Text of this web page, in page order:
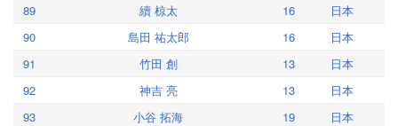
89
續 椋太 16
日本
90
島田 祐太郎 16
日本
91
竹田 創 13
日本
92
神吉 亮 13
日本
93
小谷 拓海 19
日本